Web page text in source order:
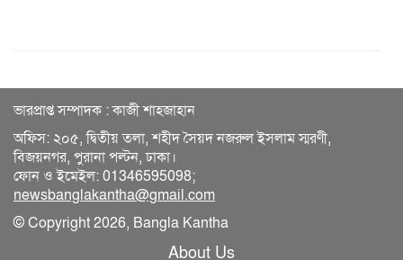
ভারপ্রাপ্ত সম্পাদক : কাজী শাহজাহান
অফিস: ২০৫, দ্বিতীয় তলা, শহীদ সৈয়দ নজরুল ইসলাম স্মরণী,
বিজয়নগর, পুরানা পল্টন, ঢাকা।
ফোন ও ইমেইল: 01346595098;
newsbanglakantha@gmail.com
© Copyright 2026, Bangla Kantha
About Us